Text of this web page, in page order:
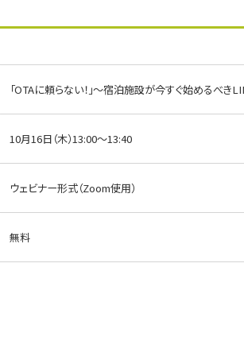
「OTAに頼らない！」～宿泊施設が今すぐ始めるべき
10月16日（木）13:00～13:40
ウェビナー形式（Zoom使用）
無料